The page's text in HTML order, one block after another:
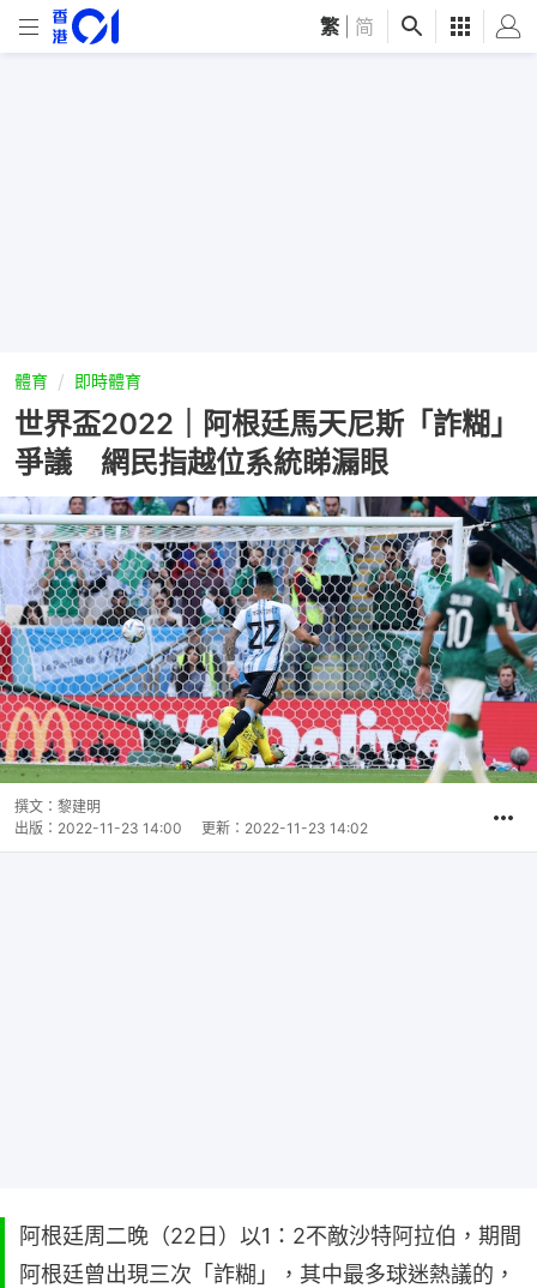
繁 简
體育 即時體育
世界盃2022｜阿根廷馬天尼斯「詐糊」
爭議 網民指越位系統睇漏眼
撰文： 黎建明
出版： 2022-11-23 14:00 更新： 2022-11-23 14:02
阿根廷周二晚（22日）以1：2不敵沙特阿拉伯，期間
阿根廷曾出現三次「詐糊」，其中最多球迷熱議的，